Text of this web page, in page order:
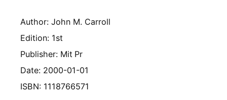
Author: John M. Carroll
Edition: 1st
Publisher: Mit Pr
Date: 2000-01-01
ISBN: 1118766571